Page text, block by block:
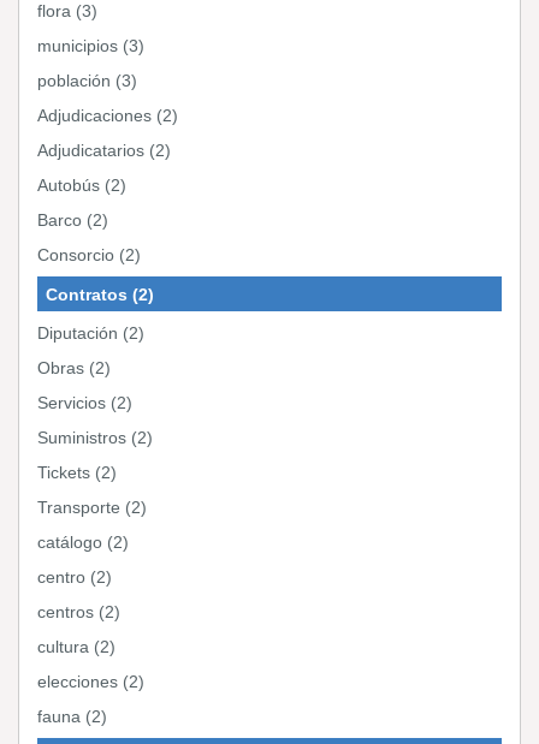
flora (3)
municipios (3)
población (3)
Adjudicaciones (2)
Adjudicatarios (2)
Autobús (2)
Barco (2)
Consorcio (2)
Contratos (2)
Diputación (2)
Obras (2)
Servicios (2)
Suministros (2)
Tickets (2)
Transporte (2)
catálogo (2)
centro (2)
centros (2)
cultura (2)
elecciones (2)
fauna (2)